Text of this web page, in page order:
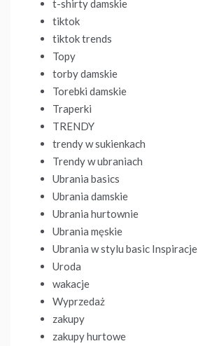
t-shirty damskie
tiktok
tiktok trends
Topy
torby damskie
Torebki damskie
Traperki
TRENDY
trendy w sukienkach
Trendy w ubraniach
Ubrania basics
Ubrania damskie
Ubrania hurtownie
Ubrania męskie
Ubrania w stylu basic Inspiracje
Uroda
wakacje
Wyprzedaż
zakupy
zakupy hurtowe